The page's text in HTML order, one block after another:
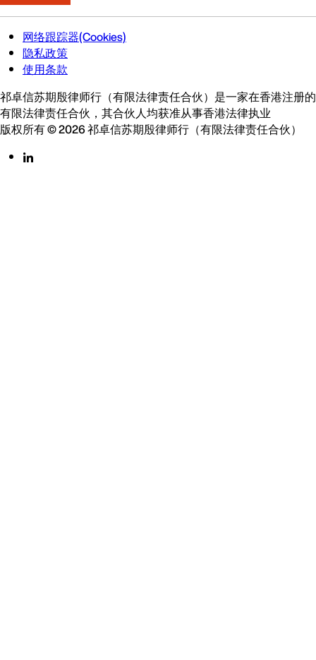
网络跟踪器(Cookies)
隐私政策
使用条款
祁卓信苏期殷律师行（有限法律责任合伙）是一家在香港注册的
有限法律责任合伙，其合伙人均获准从事香港法律执业
版权所有 © 2026 祁卓信苏期殷律师行（有限法律责任合伙）